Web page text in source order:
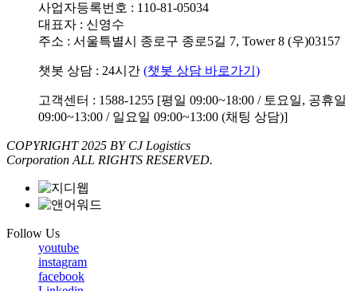
사업자등록번호 : 110-81-05034
대표자 : 신영수
주소 : 서울특별시 종로구 종로5길 7, Tower 8 (우)03157
챗봇 상담 : 24시간 (챗봇 상담 바로가기)
고객센터 : 1588-1255 [평일 09:00~18:00 / 토요일, 공휴일
09:00~13:00 / 일요일 09:00~13:00 (채팅 상담)]
COPYRIGHT 2025 BY CJ Logistics
Corporation ALL RIGHTS RESERVED.
Follow Us
youtube
instagram
facebook